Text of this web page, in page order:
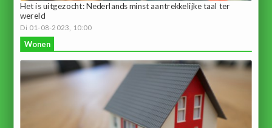
Het is uitgezocht: Nederlands minst aantrekkelijke taal ter
wereld
Di 01-08-2023, 10:00
Wonen